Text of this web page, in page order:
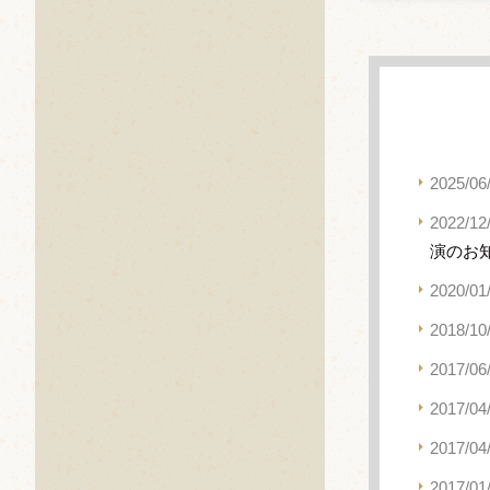
2025/
2022/
演のお
2020/
2018/
2017/
2017/
2017/